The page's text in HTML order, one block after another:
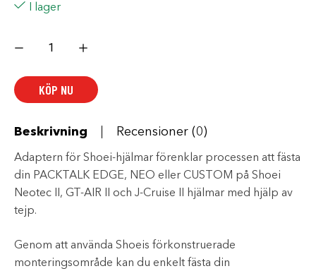
I lager
PACKTALK
mängd
KÖP NU
Beskrivning Recensioner (0)
Adaptern för Shoei-hjälmar förenklar processen att fästa
din PACKTALK EDGE, NEO eller CUSTOM på Shoei
Neotec II, GT-AIR II och J-Cruise II hjälmar med hjälp av
tejp.
Genom att använda Shoeis förkonstruerade
monteringsområde kan du enkelt fästa din